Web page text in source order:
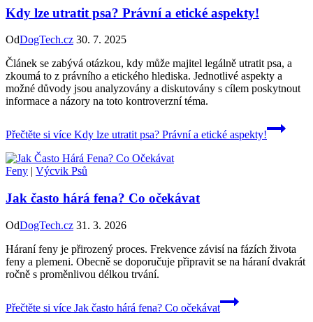
Kdy lze utratit psa? Právní a etické aspekty!
OdDogTech.cz 30. 7. 2025
Článek se zabývá otázkou, kdy může majitel legálně utratit psa, a
zkoumá to z právního a etického hlediska. Jednotlivé aspekty a
možné důvody jsou analyzovány a diskutovány s cílem poskytnout
informace a názory na toto kontroverzní téma.
Přečtěte si více Kdy lze utratit psa? Právní a etické aspekty!
Feny | Výcvik Psů
Jak často hárá fena? Co očekávat
OdDogTech.cz 31. 3. 2026
Háraní feny je přirozený proces. Frekvence závisí na fázích života
feny a plemeni. Obecně se doporučuje připravit se na háraní dvakrát
ročně s proměnlivou délkou trvání.
Přečtěte si více Jak často hárá fena? Co očekávat